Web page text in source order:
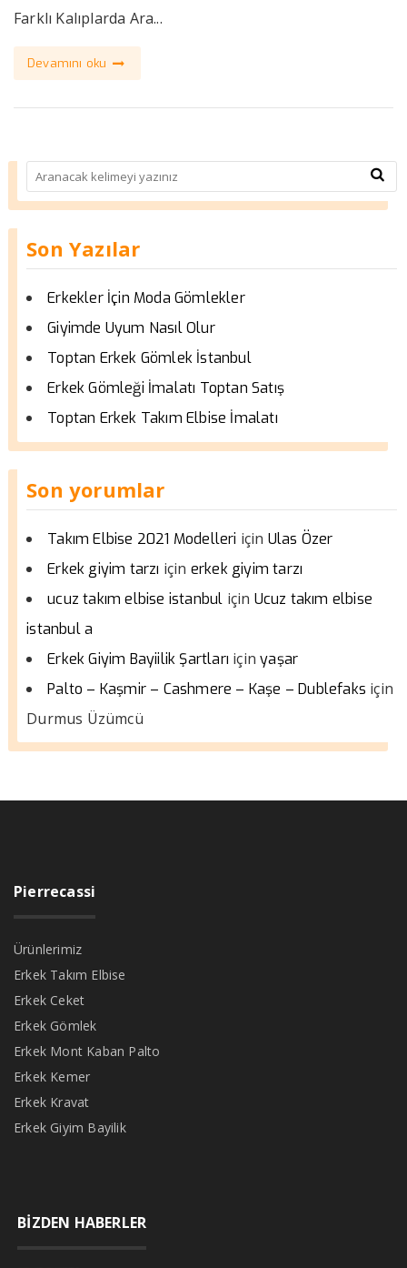
Farklı Kalıplarda Ara...
Devamını oku
Son Yazılar
Erkekler İçin Moda Gömlekler
Giyimde Uyum Nasıl Olur
Toptan Erkek Gömlek İstanbul
Erkek Gömleği İmalatı Toptan Satış
Toptan Erkek Takım Elbise İmalatı
Son yorumlar
Takım Elbise 2021 Modelleri için Ulas Özer
Erkek giyim tarzı için erkek giyim tarzı
ucuz takım elbise istanbul için Ucuz takım elbise
istanbul a
Erkek Giyim Bayiilik Şartları içinyaşar
Palto – Kaşmir – Cashmere – Kaşe – Dublefaks için
Durmus Üzümcü
Pierrecassi
Ürünlerimiz
Erkek Takım Elbise
Erkek Ceket
Erkek Gömlek
Erkek Mont Kaban Palto
Erkek Kemer
Erkek Kravat
Erkek Giyim Bayilik
BİZDEN HABERLER